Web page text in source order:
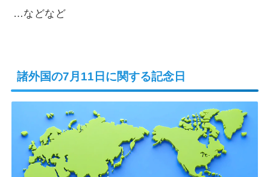
…などなど
諸外国の7月11日に関する記念日